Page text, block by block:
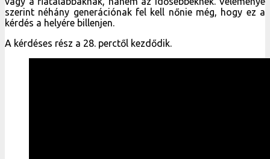
szerint néhány generációnak fel kell nőnie még, hogy ez a
kérdés a helyére billenjen.
A kérdéses rész a 28. perctől kezdődik.